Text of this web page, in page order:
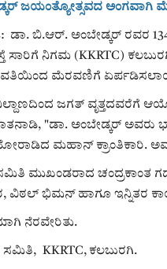
ಜಯಂತ್ಯೋತ್ಸವದ ಅಂಗವಾಗಿ
ಡಾ. ಬಿ.ಆರ್. ಅಂಬೇಡ್ಕರ್ ರವರ
ಸಾರಿಗೆ ನಿಗಮ (KKRTC)
ಮೆರವಣಿಗೆ
ಜಗತ್ ವೃತ್ತದವರೆಗೆ
"ಡಾ. ಅಂಬೇಡ್ಕರ್ ಅವರು
ಮಹಾನ್ ಕ್ರಾಂತಿಕಾರಿ.
ಮುಖಂಡರಾದ ಚಂದ್ರಕಾಂತ
ಭಿಮನ್ ಹಾಗೂ ಇನ್ನಿತರ
ನೆರವೇರಿತು.
ಸಮಿತಿ, KKRTC, ಕಲಬುರಗಿ.